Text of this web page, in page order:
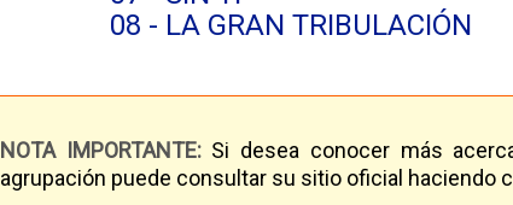
08 - LA GRAN TRIBULACIÓN
NOTA IMPORTANTE: Si desea conocer más
agrupación puede consultar su sitio oficial haciendo